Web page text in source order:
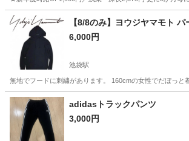
神奈川 藤沢市 その他
【8/8のみ】ヨウジヤマモト パ
6,000円
池袋駅
無地でフードに刺繍があります。 160cmの女性でだぼっ
東京 千代田区 池袋駅 トレーナー
adidasトラックパンツ
3,000円